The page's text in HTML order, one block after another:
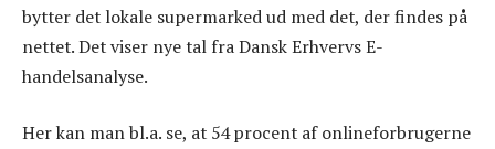
bytter det lokale supermarked ud med det, der findes på
nettet. Det viser nye tal fra Dansk Erhvervs E-
handelsanalyse.
Her kan man bl.a. se, at 54 procent af onlineforbrugerne